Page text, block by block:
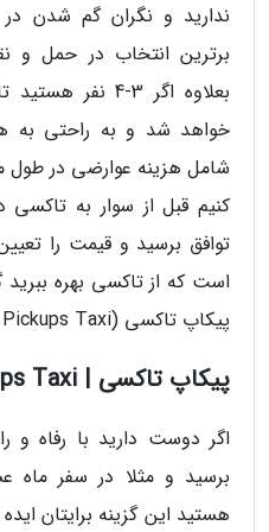
ندارید و نگران گم شدن
برترین انتخاب در حمل و
بعلاوه اگر 3-4
خواهد شد و به راحتی به
شامل هزینه عوارضی در طول
کنیم قبل از سوار به تاکسی
توافق برسید و قیمت را
است که از تاکسی بهره ببرید
پیکاپ تاکسی (Welcome Pickups Taxi) نام دارد.
پیکاپ تاکسی | Pickups Taxi
اگر دوست دارید با رفاه و
برسید و مثلا در سفر ماه
هستید این گزینه برایتان